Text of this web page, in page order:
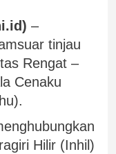
–
tinjau
Rengat –
Cenaku
Hilir (Inhil)